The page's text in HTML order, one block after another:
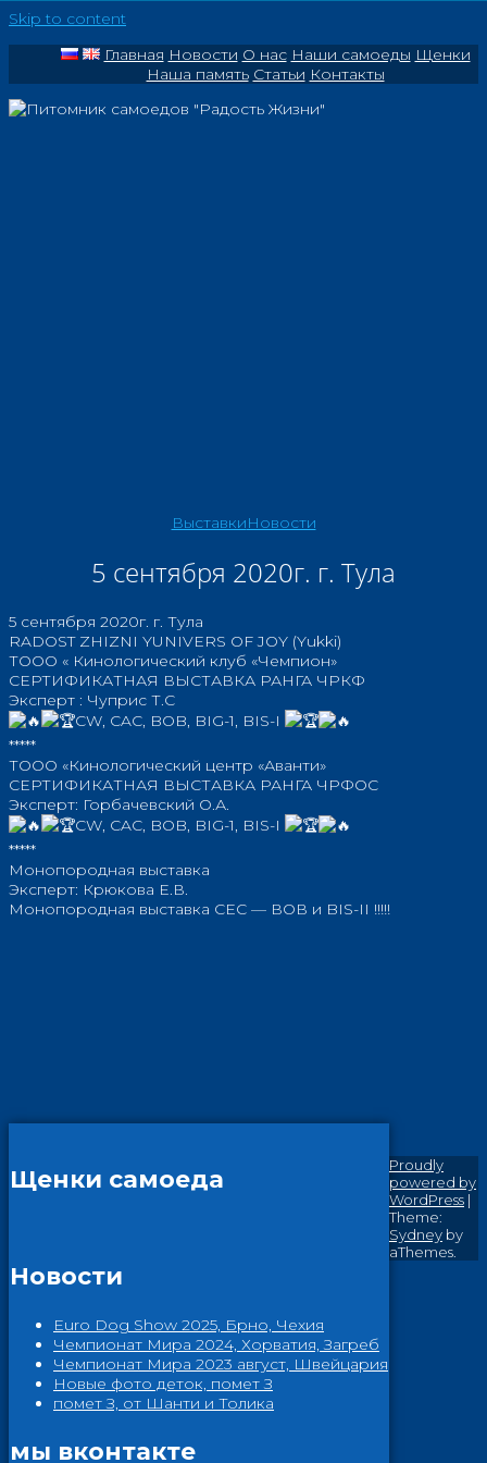
Skip to content
Главная Новости О нас Наши самоеды Щенки
Наша память Статьи Контакты
ВыставкиНовости
5 сентября 2020г. г. Тула
5 сентября 2020г. г. Тула
RADOST ZHIZNI YUNIVERS OF JOY (Yukki)
ТООО « Кинологический клуб «Чемпион»
СЕРТИФИКАТНАЯ ВЫСТАВКА РАНГА ЧРКФ
Эксперт : Чуприс Т.С
CW, CAC, BOB, BIG-1, BIS-I
*****
ТООО «Кинологический центр «Аванти»
СЕРТИФИКАТНАЯ ВЫСТАВКА РАНГА ЧРФОС
Эксперт: Горбачевский О.А.
CW, CAC, BOB, BIG-1, BIS-I
*****
Монопородная выставка
Эксперт: Крюкова Е.В.
Монопородная выставка СЕС — ВОВ и BIS-II !!!!!
Щенки самоеда
Новости
Euro Dog Show 2025, Брно, Чехия
Чемпионат Мира 2024, Хорватия, Загреб
Чемпионат Мира 2023 август, Швейцария
Новые фото деток, помет З
помет З, от Шанти и Толика
мы вконтакте
Proudly
powered by
WordPress |
Theme:
Sydney by
aThemes.